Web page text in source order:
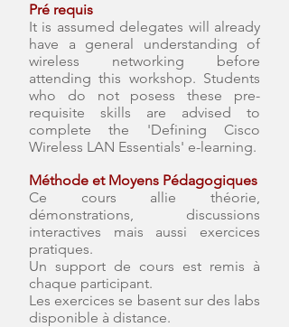
Pré requis
It is assumed delegates will already
have a general understanding of
wireless networking before
attending this workshop. Students
who do not posess these pre-
requisite skills are advised to
complete the 'Defining Cisco
Wireless LAN Essentials' e-learning.
Méthode et Moyens Pédagogiques
Ce cours allie théorie,
démonstrations, discussions
interactives mais aussi exercices
pratiques.
Un support de cours est remis à
chaque participant.
Les exercices se basent sur des labs
disponible à distance.